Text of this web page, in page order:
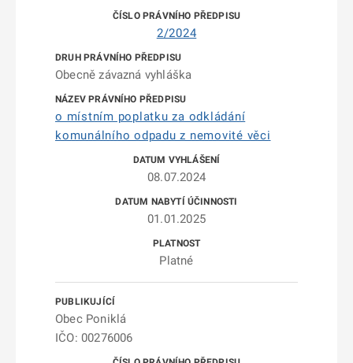
2/2024
Obecně závazná vyhláška
o místním poplatku za odkládání
komunálního odpadu z nemovité věci
08.07.2024
01.01.2025
Platné
Obec Poniklá
IČO: 00276006